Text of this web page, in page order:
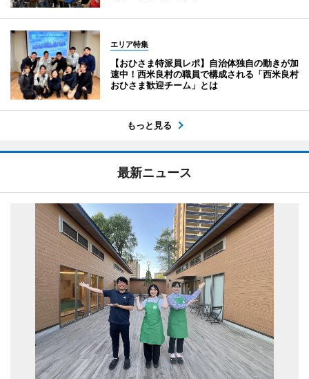
エリア特集
【おひさま特派員レポ】自治体独自の動きが加
速中！西米良村の職員で構成される「西米良村
おひさま歓迎チーム」とは
もっと見る
最新ニュース